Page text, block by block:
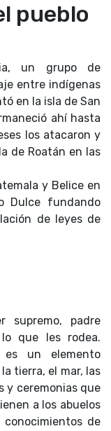
pueblo
un grupo de
entre indígenas
en la isla de San
ahí hasta
los atacaron y
de Roatán en las
y Belice en
Dulce fundando
de leyes de
supremo, padre
que les rodea.
es un elemento
tierra, el mar, las
y ceremonias que
a los abuelos
de